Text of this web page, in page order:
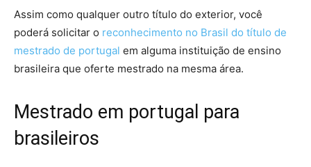
Assim como qualquer outro título do exterior, você
poderá solicitar o reconhecimento no Brasil do título de
mestrado de portugal em alguma instituição de ensino
brasileira que oferte mestrado na mesma área.
Mestrado em portugal para
brasileiros